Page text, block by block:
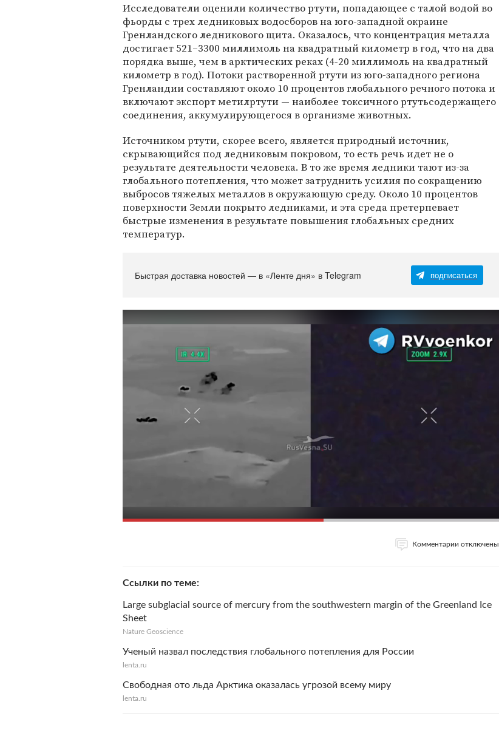
Исследователи оценили количество ртути, попадающее с талой водой во
фьорды с трех ледниковых водосборов на юго-западной окраине
Гренландского ледникового щита. Оказалось, что концентрация металла
достигает 521–3300 миллимоль на квадратный километр в год, что на два
порядка выше, чем в арктических реках (4-20 миллимоль на квадратный
километр в год). Потоки растворенной ртути из юго-западного региона
Гренландии составляют около 10 процентов глобального речного потока и
включают экспорт метилртути — наиболее токсичного ртутьсодержащего
соединения, аккумулирующегося в организме животных.
Источником ртути, скорее всего, является природный источник,
скрывающийся под ледниковым покровом, то есть речь идет не о
результате деятельности человека. В то же время ледники тают из-за
глобального потепления, что может затруднить усилия по сокращению
выбросов тяжелых металлов в окружающую среду. Около 10 процентов
поверхности Земли покрыто ледниками, и эта среда претерпевает
быстрые изменения в результате повышения глобальных средних
температур.
Быстрая доставка новостей — в «Ленте дня» в Telegram подписаться
Комментарии отключены
Ссылки по теме
Large subglacial source of mercury from the southwestern margin of the Greenland Ice
Sheet
Nature Geoscience
Ученый назвал последствия глобального потепления для России
lenta.ru
Свободная ото льда Арктика оказалась угрозой всему миру
lenta.ru